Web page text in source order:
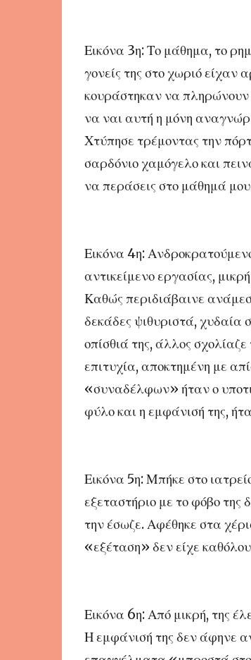
Εικόνα 3η: Το μάθημα, το
γονείς της στο χωριό είχαν
κουράστηκαν να πληρώνουν
να ναι αυτή η μόνη
Χτύπησε τρέμοντας την
σαρδόνιο χαμόγελο και
να περάσεις στο μάθημά
Εικόνα 4η:
αντικείμενο εργασίας,
Καθώς περιδιάβαινε
δεκάδες ψιθυριστά,
οπίσθιά της, άλλος
επιτυχία, αποκτημένη με
«συναδέλφων» ήταν ο
φύλο και η εμφάνισή της,
Εικόνα 5η: Μπήκε στο
εξεταστήριο με το φόβο της
την έσωζε. Αφέθηκε στα
«εξέταση» δεν είχε
Εικόνα 6η: Από μικρή, της
Η εμφάνισή της δεν άφηνε